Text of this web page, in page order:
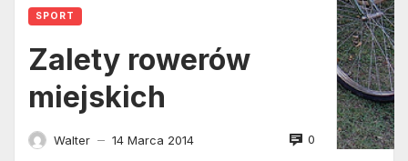
SPORT
Zalety rowerów
miejskich
Walter — 14 Marca 2014 0